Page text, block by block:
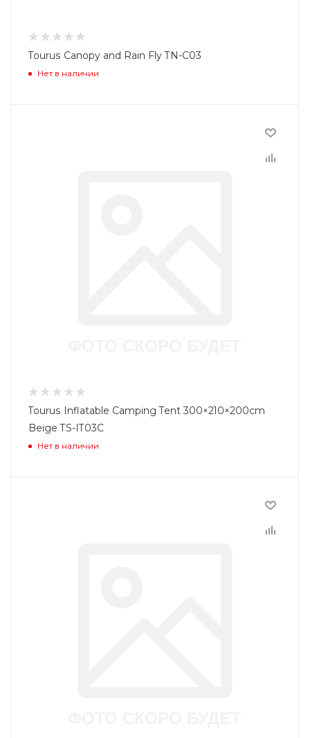
Tourus Canopy and Rain Fly TN-C03
Нет в наличии
Tourus Inflatable Camping Tent 300×210×200cm
Beige TS-IT03C
Нет в наличии